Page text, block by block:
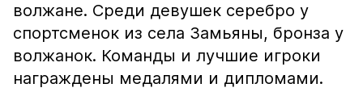
волжане. Среди девушек серебро у
спортсменок из села Замьяны, бронза у
волжанок. Команды и лучшие игроки
награждены медалями и дипломами.